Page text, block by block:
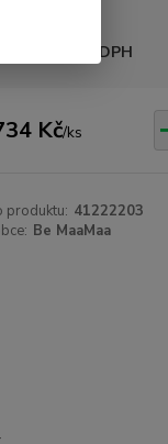
Nejsme plátci DPH
Kč/ks
produktu: 41222203
Be MaaMaa